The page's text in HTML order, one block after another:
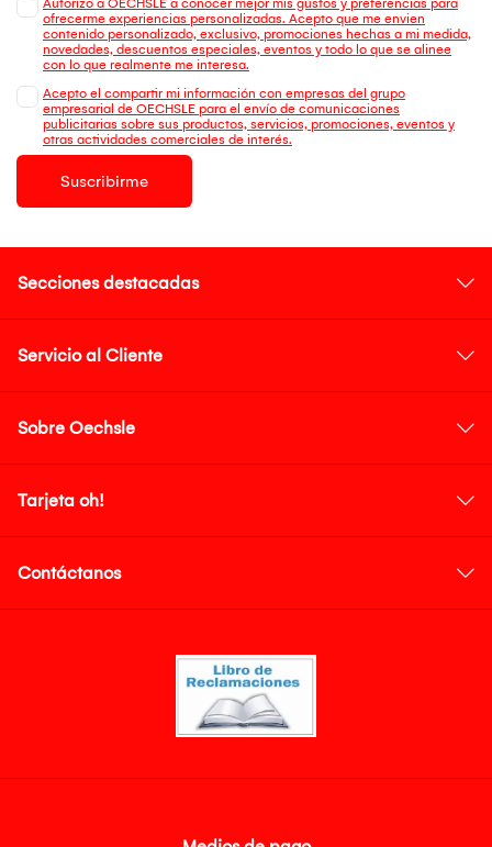
Autorizo a OECHSLE a conocer mejor mis gustos y preferencias para
ofrecerme experiencias personalizadas. Acepto que me envien
contenido personalizado, exclusivo, promociones hechas a mi medida,
novedades, descuentos especiales, eventos y todo lo que se alinee
con lo que realmente me interesa.
Acepto el compartir mi información con empresas del grupo
empresarial de OECHSLE para el envío de comunicaciones
publicitarias sobre sus productos, servicios, promociones, eventos y
otras actividades comerciales de interés.
Suscribirme
Secciones destacadas
Servicio al Cliente
Sobre Oechsle
Tarjeta oh!
Contáctanos